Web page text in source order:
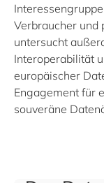
Verbraucher und
untersucht
Interoperabilität
europäischer
Engagement für
souveräne